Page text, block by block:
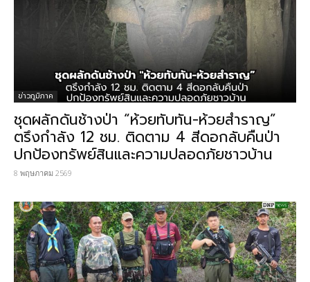
ข่าวภูมิภาค
ชุดผลักดันช้างป่า “ห้วยทับทัน-ห้วยสำราญ”
ตรึงกำลัง 12 ชม. ติดตาม 4 สีดอกลับคืนป่า
ปกป้องทรัพย์สินและความปลอดภัยชาวบ้าน
8 พฤษภาคม 2569